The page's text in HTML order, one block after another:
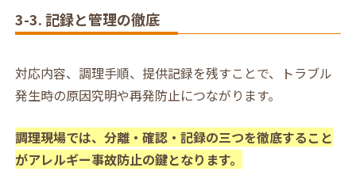
3-3. 記録と管理の徹底
対応内容、調理手順、提供記録を残すことで、トラブル
発生時の原因究明や再発防止につながります。
調理現場では、分離・確認・記録の三つを徹底すること
がアレルギー事故防止の鍵となります。